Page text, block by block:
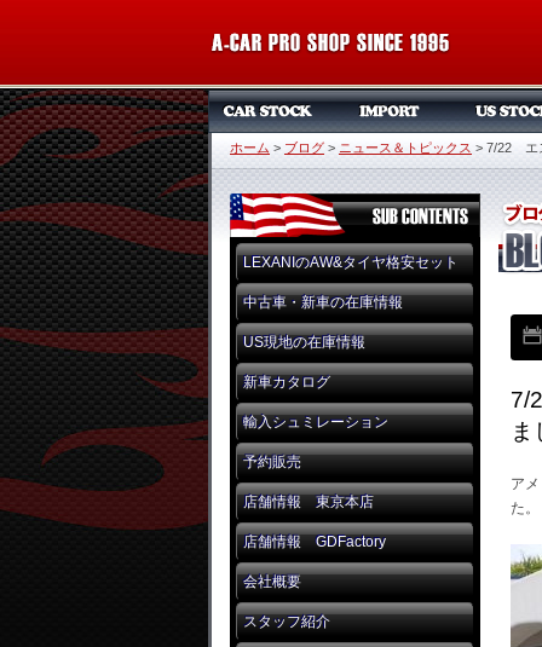
ホーム > ブログ > ニュース＆トピックス > 7/22 エ
LEXANIのAW&タイヤ格安セット
中古車・新車の在庫情報
US現地の在庫情報
新車カタログ
輸入シュミレーション
予約販売
店舗情報 東京本店
店舗情報 GDFactory
会社概要
スタッフ紹介
7/
ま
ア
た。